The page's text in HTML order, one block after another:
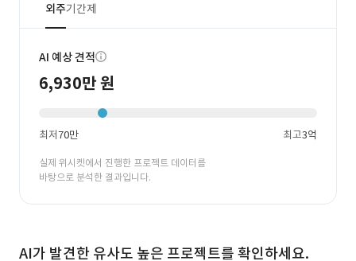
외주기간제
AI 예상 견적
6,930만 원
최저70만 최고3억
실제 위시켓에서 진행한 프로젝트 데이터를
바탕으로 분석한 결과입니다.
AI가 발견한 유사도 높은 프로젝트를 확인하세요.